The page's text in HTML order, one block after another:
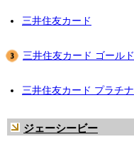
三井住友カード
三井住友カード ゴールド
三井住友カード プラチナ
ジェーシービー